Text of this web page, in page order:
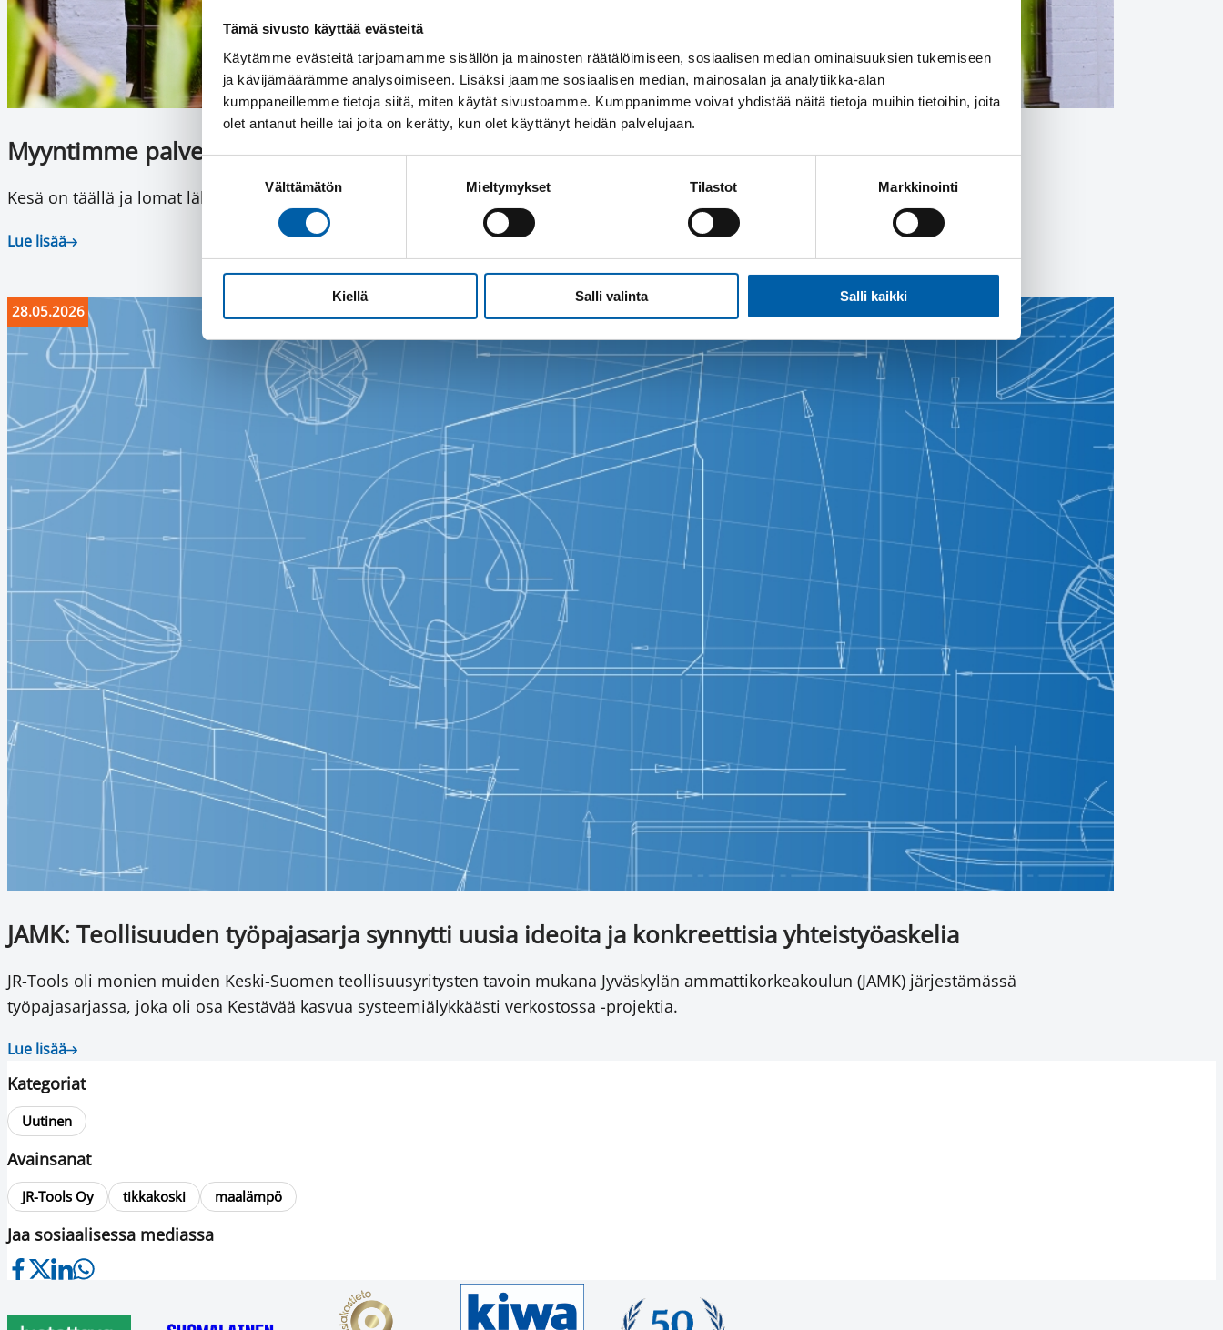
Tämä sivusto käyttää evästeitä
Käytämme evästeitä tarjoamamme sisällön ja mainosten räätälöimiseen, sosiaalisen median ominaisuuksien tukemiseen
ja kävijämäärämme analysoimiseen. Lisäksi jaamme sosiaalisen median, mainosalan ja analytiikka-alan
kumppaneillemme tietoja siitä, miten käytät sivustoamme. Kumppanimme voivat yhdistää näitä tietoja muihin tietoihin, joita
olet antanut heille tai joita on kerätty, kun olet käyttänyt heidän palvelujaan.
Suostumuksen
Välttämätön Mieltymykset Tilastot Markkinointi
Kiellä Salli valinta Salli kaikki
Myyntimme palvelee läpi kesän
Kesä on täällä ja lomat lähestyvät! Myyntimme lomailee porrastetusti, joten palvelemme asiakkaitamme läpi kesän.
Lue lisää
28.05.2026
JAMK: Teollisuuden työpajasarja synnytti uusia ideoita ja konkreettisia yhteistyöaskelia
JR-Tools oli monien muiden Keski-Suomen teollisuusyritysten tavoin mukana Jyväskylän ammattikorkeakoulun (JAMK) järjestämässä
työpajasarjassa, joka oli osa Kestävää kasvua systeemiälykkäästi verkostossa -projektia.
Lue lisää
Kategoriat
Uutinen
Avainsanat
JR-Tools Oy tikkakoski maalämpö
Jaa sosiaalisessa mediassa
JaaJaa
X:ssä
JaaJaa